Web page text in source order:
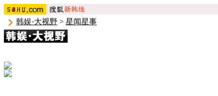
韩娱·大视野 > 星闻星事